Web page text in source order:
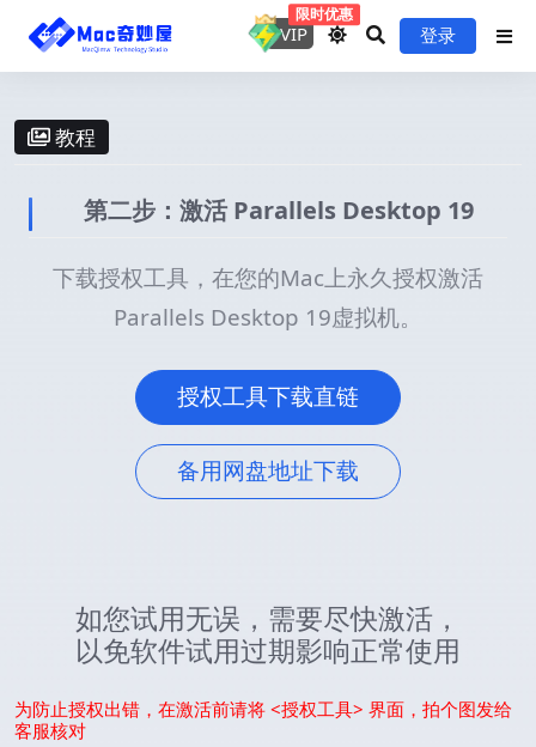
VIP
限时优惠
登录
教程
第二步：激活 Parallels Desktop 19
下载授权工具，在您的Mac上永久授权激活
Parallels Desktop 19虚拟机。
授权工具下载直链
备用网盘地址下载
如您试用无误，需要尽快激活，
以免软件试用过期影响正常使用
为防止授权出错，在激活前请将 <授权工具> 界面，拍个图发给
客服核对